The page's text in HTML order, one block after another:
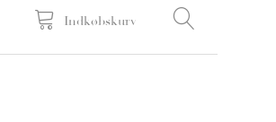
Indkøbskurv